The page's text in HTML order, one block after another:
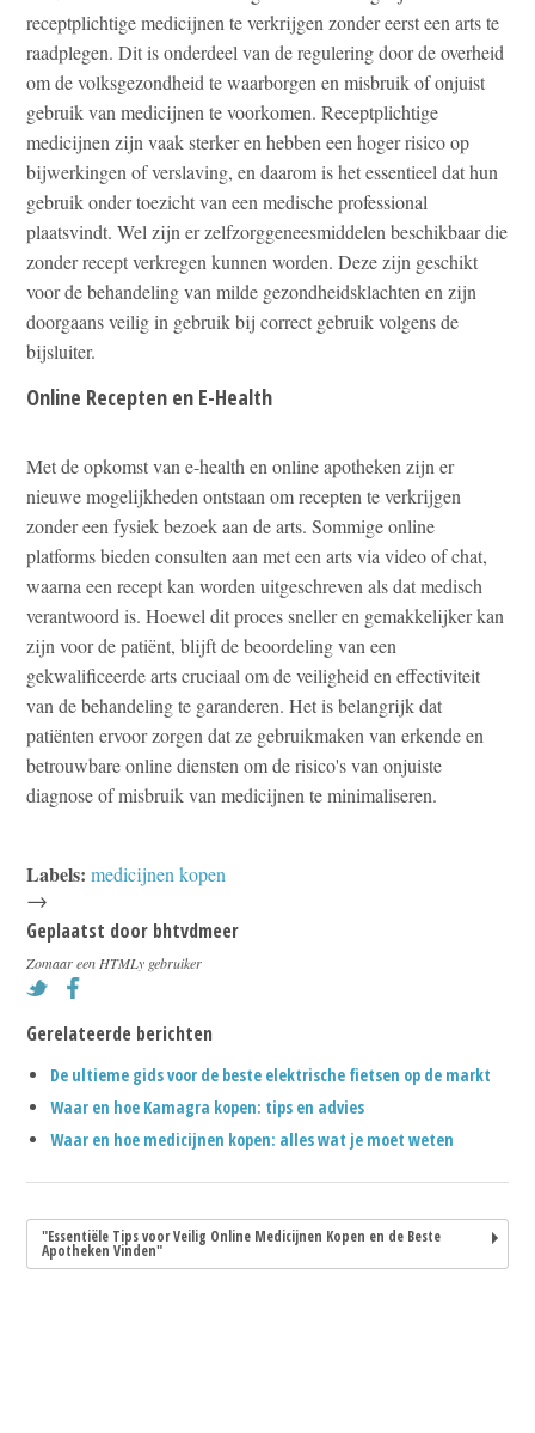
receptplichtige medicijnen te verkrijgen zonder eerst een arts te
raadplegen. Dit is onderdeel van de regulering door de overheid
om de volksgezondheid te waarborgen en misbruik of onjuist
gebruik van medicijnen te voorkomen. Receptplichtige
medicijnen zijn vaak sterker en hebben een hoger risico op
bijwerkingen of verslaving, en daarom is het essentieel dat hun
gebruik onder toezicht van een medische professional
plaatsvindt. Wel zijn er zelfzorggeneesmiddelen beschikbaar die
zonder recept verkregen kunnen worden. Deze zijn geschikt
voor de behandeling van milde gezondheidsklachten en zijn
doorgaans veilig in gebruik bij correct gebruik volgens de
bijsluiter.
Online Recepten en E-Health
Met de opkomst van e-health en online apotheken zijn er
nieuwe mogelijkheden ontstaan om recepten te verkrijgen
zonder een fysiek bezoek aan de arts. Sommige online
platforms bieden consulten aan met een arts via video of chat,
waarna een recept kan worden uitgeschreven als dat medisch
verantwoord is. Hoewel dit proces sneller en gemakkelijker kan
zijn voor de patiënt, blijft de beoordeling van een
gekwalificeerde arts cruciaal om de veiligheid en effectiviteit
van de behandeling te garanderen. Het is belangrijk dat
patiënten ervoor zorgen dat ze gebruikmaken van erkende en
betrouwbare online diensten om de risico's van onjuiste
diagnose of misbruik van medicijnen te minimaliseren.
Labels: medicijnen kopen
→
Geplaatst door bhtvdmeer
Zomaar een HTMLy gebruiker
Gerelateerde berichten
De ultieme gids voor de beste elektrische fietsen op de markt
Waar en hoe Kamagra kopen: tips en advies
Waar en hoe medicijnen kopen: alles wat je moet weten
"Essentiële Tips voor Veilig Online Medicijnen Kopen en de Beste
Apotheken Vinden"